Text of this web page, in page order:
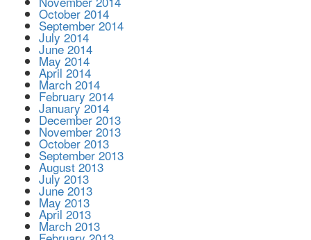
October 2014
September 2014
July 2014
June 2014
May 2014
April 2014
March 2014
February 2014
January 2014
December 2013
November 2013
October 2013
September 2013
August 2013
July 2013
June 2013
May 2013
April 2013
March 2013